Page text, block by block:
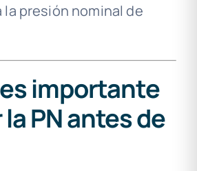
la presión nominal de
importante
PN antes de